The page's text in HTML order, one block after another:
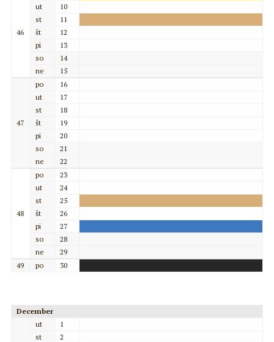
46
ut
10
st
11
št
12
pi
13
so
14
ne
15
47
po
16
ut
17
st
18
št
19
pi
20
so
21
ne
22
48
po
23
ut
24
st
25
št
26
pi
27
so
28
ne
29
49
po 30
December
ut
1
st
2